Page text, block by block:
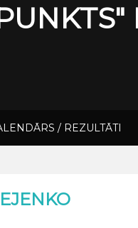
/ REZULTĀTI